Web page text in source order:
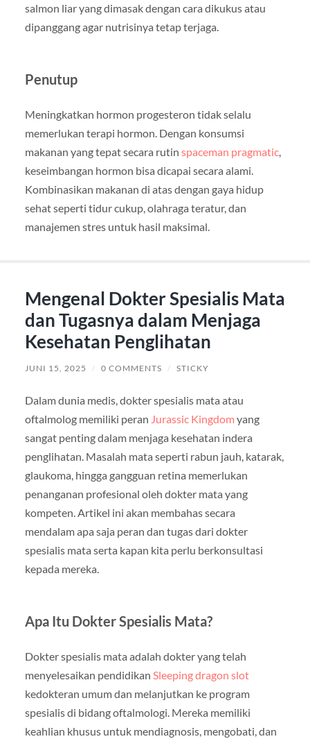
salmon liar yang dimasak dengan cara dikukus atau
dipanggang agar nutrisinya tetap terjaga.
Penutup
Meningkatkan hormon progesteron tidak selalu
memerlukan terapi hormon. Dengan konsumsi
makanan yang tepat secara rutin spaceman pragmatic,
keseimbangan hormon bisa dicapai secara alami.
Kombinasikan makanan di atas dengan gaya hidup
sehat seperti tidur cukup, olahraga teratur, dan
manajemen stres untuk hasil maksimal.
Mengenal Dokter Spesialis Mata
dan Tugasnya dalam Menjaga
Kesehatan Penglihatan
JUNI 15, 2025 / 0 COMMENTS / STICKY
Dalam dunia medis, dokter spesialis mata atau
oftalmolog memiliki peran Jurassic Kingdom yang
sangat penting dalam menjaga kesehatan indera
penglihatan. Masalah mata seperti rabun jauh, katarak,
glaukoma, hingga gangguan retina memerlukan
penanganan profesional oleh dokter mata yang
kompeten. Artikel ini akan membahas secara
mendalam apa saja peran dan tugas dari dokter
spesialis mata serta kapan kita perlu berkonsultasi
kepada mereka.
Apa Itu Dokter Spesialis Mata?
Dokter spesialis mata adalah dokter yang telah
menyelesaikan pendidikan Sleeping dragon slot
kedokteran umum dan melanjutkan ke program
spesialis di bidang oftalmologi. Mereka memiliki
keahlian khusus untuk mendiagnosis, mengobati, dan